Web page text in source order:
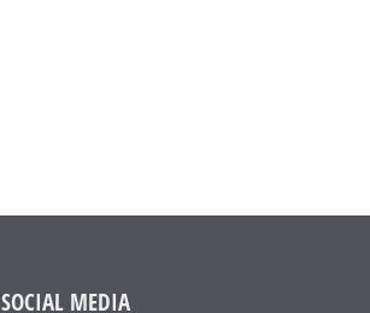
SOCIAL MEDIA